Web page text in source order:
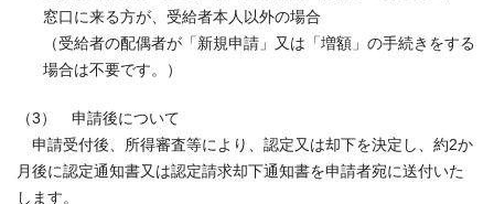
窓口に来る方が、受給者本人以外の場合
（受給者の配偶者が「新規申請」又は「増額」の手続きをする
場合は不要です。）
（3） 申請後について
申請受付後、所得審査等により、認定又は却下を決定し、約2か
月後に認定通知書又は認定請求却下通知書を申請者宛に送付いた
します。